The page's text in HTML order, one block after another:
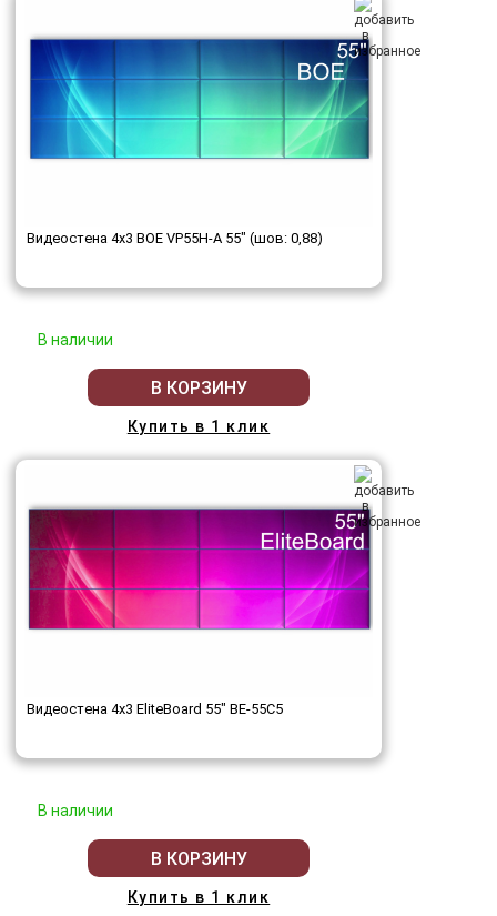
Видеостена 4x3 BOE VP55H-A 55" (шов: 0,88)
В наличии
В КОРЗИНУ
Купить в 1 клик
Видеостена 4x3 EliteBoard 55" BE-55C5
В наличии
В КОРЗИНУ
Купить в 1 клик